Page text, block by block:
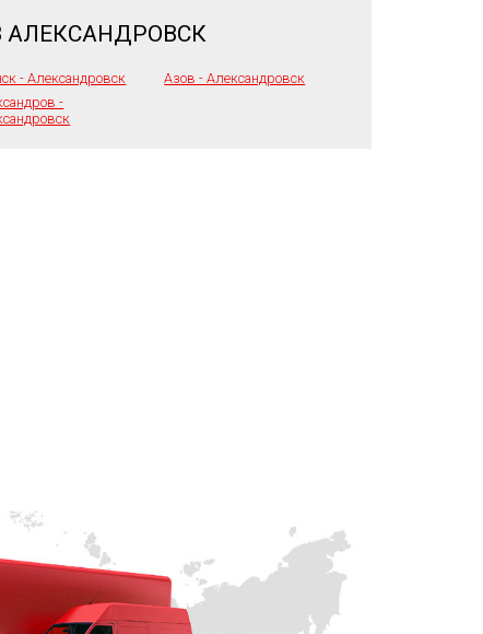
АЛЕКСАНДРОВСК
- Александровск
Азов - Александровск
-